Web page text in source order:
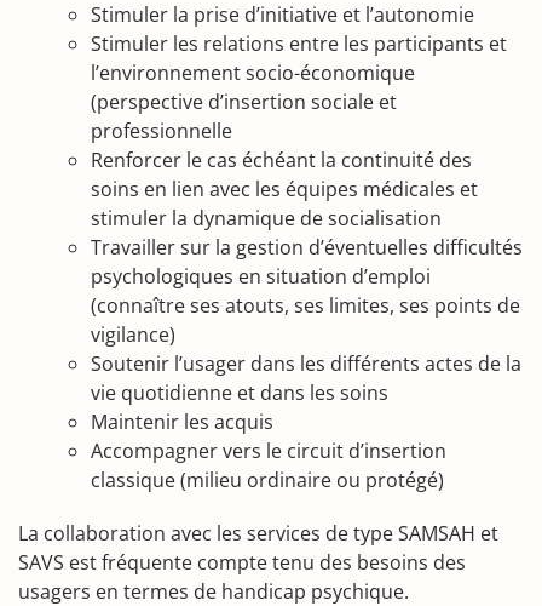
Stimuler la prise d’initiative et l’autonomie
Stimuler les relations entre les participants et
l’environnement socio-économique
(perspective d’insertion sociale et
professionnelle
Renforcer le cas échéant la continuité des
soins en lien avec les équipes médicales et
stimuler la dynamique de socialisation
Travailler sur la gestion d’éventuelles difficultés
psychologiques en situation d’emploi
(connaître ses atouts, ses limites, ses points de
vigilance)
Soutenir l’usager dans les différents actes de la
vie quotidienne et dans les soins
Maintenir les acquis
Accompagner vers le circuit d’insertion
classique (milieu ordinaire ou protégé)
La collaboration avec les services de type SAMSAH et
SAVS est fréquente compte tenu des besoins des
usagers en termes de handicap psychique.